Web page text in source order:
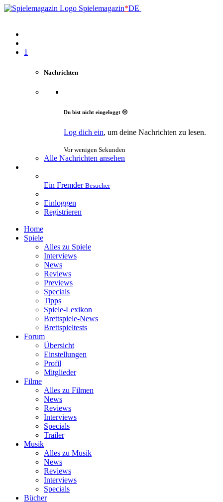
Spielemagazin*DE
1
Nachrichten
Du bist nicht eingeloggt 😔
Log dich ein, um deine Nachrichten zu lesen.
Vor wenigen Sekunden
Alle Nachrichten ansehen
Ein Fremder Besucher
Einloggen
Registrieren
Home
Spiele
Alles zu Spiele
Interviews
News
Reviews
Previews
Specials
Tipps
Spiele-Lexikon
Brettspiele-News
Brettspieltests
Forum
Übersicht
Einstellungen
Profil
Mitglieder
Filme
Alles zu Filmen
News
Reviews
Interviews
Specials
Trailer
Musik
Alles zu Musik
News
Reviews
Interviews
Specials
Bücher